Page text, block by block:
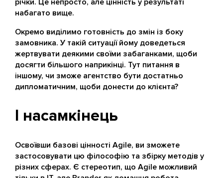
набагато вище.
Окремо виділимо готовність до змін із боку
замовника. У такій ситуації йому доведеться
жертвувати деякими своїми забаганками, щоби
досягти більшого наприкінці. Тут питання в
іншому, чи зможе агентство бути достатньо
дипломатичним, щоби донести до клієнта?
І насамкінець
Освоївши базові цінності Agile, ви зможете
застосовувати цю філософію та збірку методів у
різних сферах. Є стереотип, що Agile можливий